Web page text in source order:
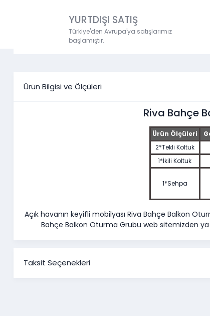
YURTDIŞI SATIŞ
Türkiye'den Avrupa'ya satışlarımız
başlamıştır.
Ürün Bilgisi ve Ölçüleri
Riva Bahçe
Ürün Ölçüleri
2*Tekli Koltuk
1*İkili Koltuk
1*Sehpa
Açık havanın keyifli mobilyası Riva Bahçe Balkon
Bahçe Balkon Oturma Grubu web sitemizden
Taksit Seçenekleri